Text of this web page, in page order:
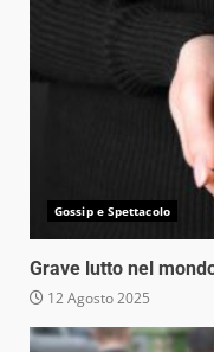
Gossip e Spettacolo
Grave lutto nel
12 Agosto 2025